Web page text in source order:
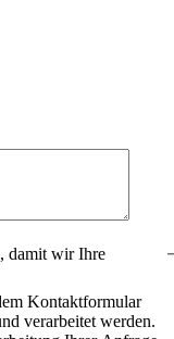
damit wir Ihre
Kontaktformular
verarbeitet werden.